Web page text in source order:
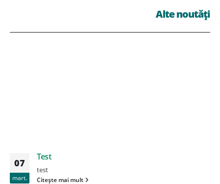
Alte noutăți
07
mart.
Test
test
Citește mai mult